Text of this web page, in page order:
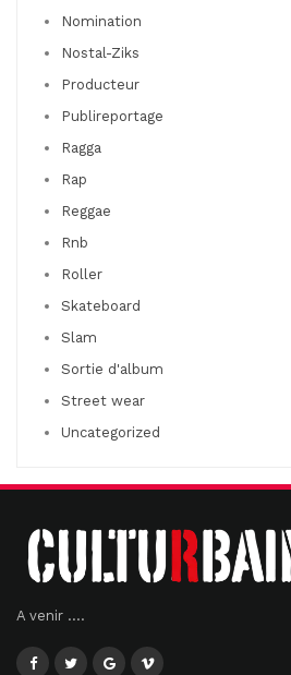
Nomination
Nostal-Ziks
Producteur
Publireportage
Ragga
Rap
Reggae
Rnb
Roller
Skateboard
Slam
Sortie d'album
Street wear
Uncategorized
A venir ....